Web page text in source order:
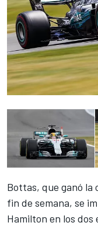
Bottas, que ganó la
fin de semana, se
Hamilton en los dos